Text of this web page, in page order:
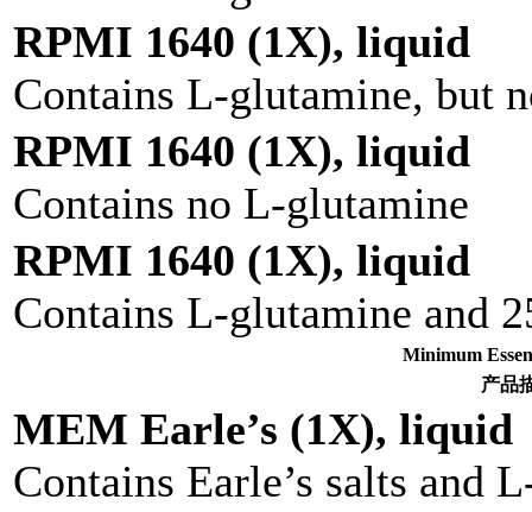
RPMI 1640 (1X), liquid
Contains L-glutamine, but
RPMI 1640 (1X), liquid
Contains no L-glutamine
RPMI 1640 (1X), liquid
Contains L-glutamine and
Minimum
产品
MEM Earle’s (1X), liquid
Contains Earle’s salts and